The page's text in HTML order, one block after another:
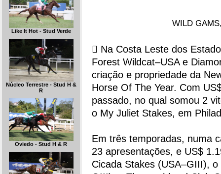
Like It Hot - Stud Verde
Núcleo Terrestre - Stud H &
R
Oviedo - Stud H & R
WILD
 Na Costa Leste dos
Forest Wildcat–USA e
criação e propriedade da
Horse Of The Year. Com
passado, no qual somou 2
o My Juliet Stakes, em
Em três temporadas, numa
23 apresentações, e US$
Cicada Stakes (USA–GIII),